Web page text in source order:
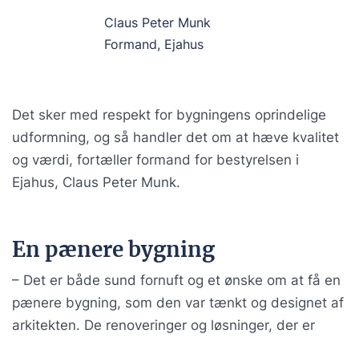
Claus Peter Munk
Formand, Ejahus
Det sker med respekt for bygningens oprindelige
udformning, og så handler det om at hæve kvalitet
og værdi, fortæller formand for bestyrelsen i
Ejahus, Claus Peter Munk.
En pænere bygning
– Det er både sund fornuft og et ønske om at få en
pænere bygning, som den var tænkt og designet af
arkitekten. De renoveringer og løsninger, der er